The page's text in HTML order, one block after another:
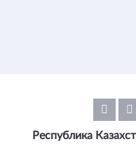
Республика